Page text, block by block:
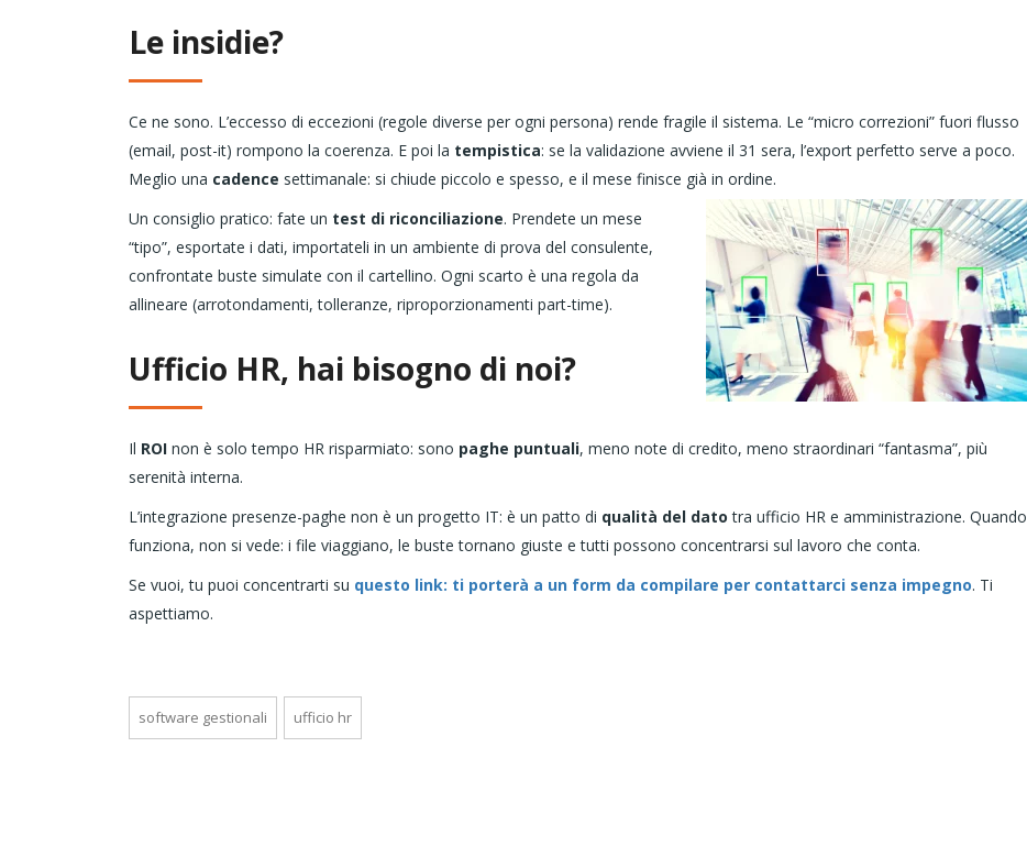
Le insidie?
Ce ne sono. L’eccesso di eccezioni (regole diverse per ogni persona) rende fragile il sistema. Le “micro correzioni” fuori flusso
(email, post-it) rompono la coerenza. E poi la tempistica: se la validazione avviene il 31 sera, l’export perfetto serve a poco.
Meglio una cadence settimanale: si chiude piccolo e spesso, e il mese finisce già in ordine.
Un consiglio pratico: fate un test di riconciliazione. Prendete un mese
“tipo”, esportate i dati, importateli in un ambiente di prova del consulente,
confrontate buste simulate con il cartellino. Ogni scarto è una regola da
allineare (arrotondamenti, tolleranze, riproporzionamenti part-time).
Ufficio HR, hai bisogno di noi?
Il ROI non è solo tempo HR risparmiato: sono paghe puntuali, meno note di credito, meno straordinari “fantasma”, più
serenità interna.
L’integrazione presenze-paghe non è un progetto IT: è un patto di qualità del dato tra ufficio HR e amministrazione. Quando
funziona, non si vede: i file viaggiano, le buste tornano giuste e tutti possono concentrarsi sul lavoro che conta.
Se vuoi, tu puoi concentrarti su questo link: ti porterà a un form da compilare per contattarci senza impegno. Ti
aspettiamo.
software gestionali ufficio hr